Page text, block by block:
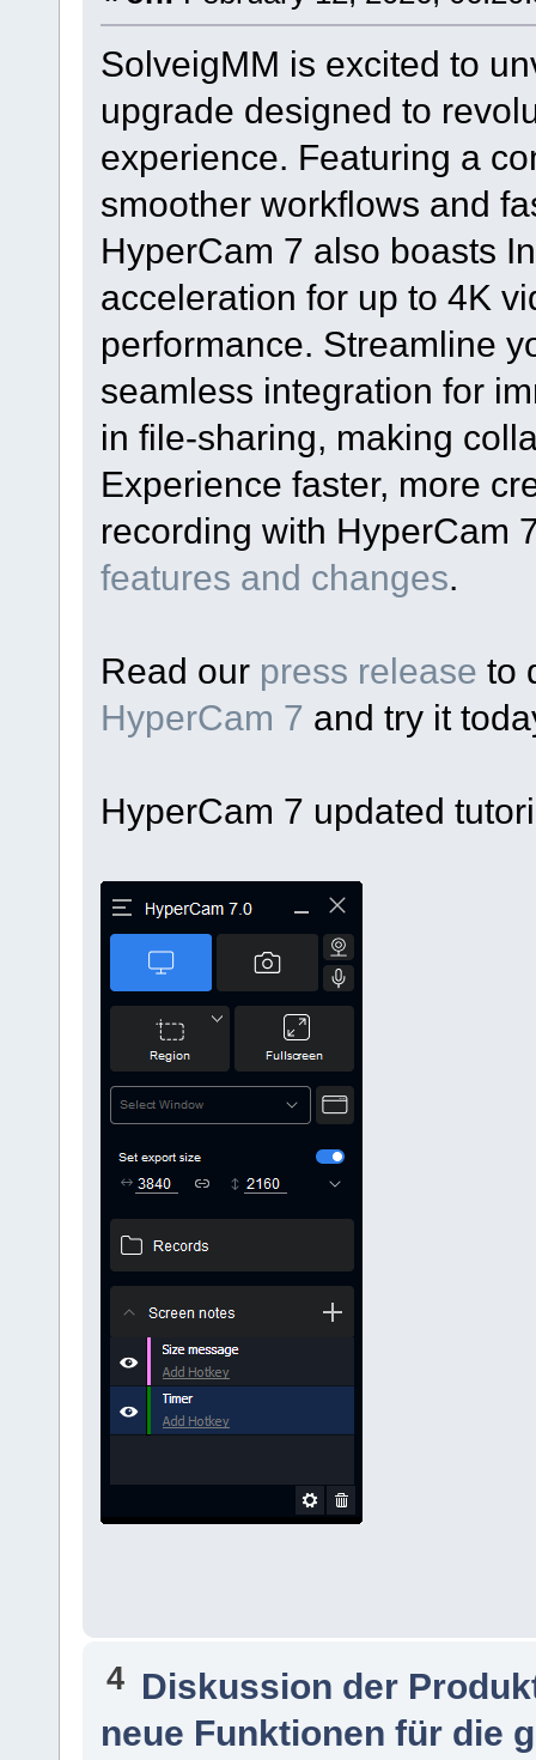
SolveigMM is excited to
upgrade designed to
experience. Featuring a
smoother workflows and
HyperCam 7 also boasts
acceleration for up to 4K
performance. Streamline
seamless integration for
in file-sharing, making
Experience faster, more
recording with HyperCam
features and changes.
Read our press release to
HyperCam 7 and try it
HyperCam 7 updated
4 Diskussion der
neue Funktionen für die